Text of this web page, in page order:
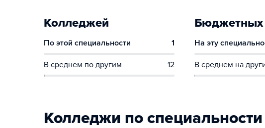
Колледжей
По этой специальности 1
В среднем по другим 12
Бюджетных
На эту
В среднем на
Колледжи по специальности